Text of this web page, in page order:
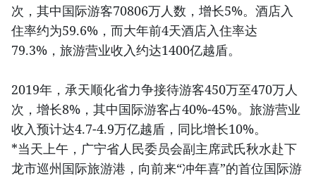
次，其中国际游客70806万人数，增长5%。酒店入
住率约为59.6%，而大年前4天酒店入住率达
79.3%，旅游营业收入约达1400亿越盾。
2019年，承天顺化省力争接待游客450万至470万人
次，增长8%，其中国际游客占40%-45%。旅游营业
收入预计达4.7-4.9万亿越盾，同比增长10%。
*当天上午，广宁省人民委员会副主席武氏秋水赴下
龙市巡州国际旅游港，向前来“冲年喜”的首位国际游